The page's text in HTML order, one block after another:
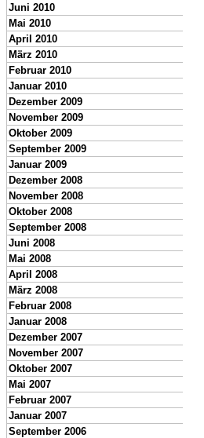
Juni 2010
Mai 2010
April 2010
März 2010
Februar 2010
Januar 2010
Dezember 2009
November 2009
Oktober 2009
September 2009
Januar 2009
Dezember 2008
November 2008
Oktober 2008
September 2008
Juni 2008
Mai 2008
April 2008
März 2008
Februar 2008
Januar 2008
Dezember 2007
November 2007
Oktober 2007
Mai 2007
Februar 2007
Januar 2007
September 2006